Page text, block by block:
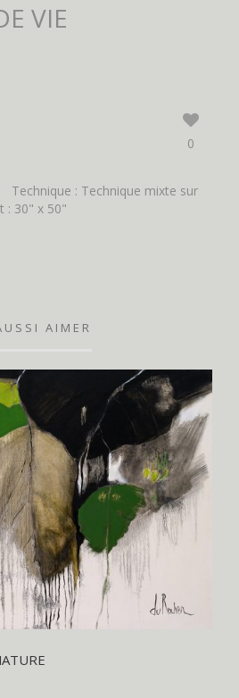
VIE
0
Technique : Technique mixte sur
: 30" x 50"
AIMER